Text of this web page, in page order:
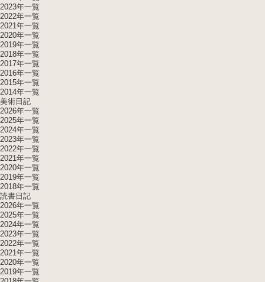
2023年一覧
2022年一覧
2021年一覧
2020年一覧
2019年一覧
2018年一覧
2017年一覧
2016年一覧
2015年一覧
2014年一覧
美術日記
2026年一覧
2025年一覧
2024年一覧
2023年一覧
2022年一覧
2021年一覧
2020年一覧
2019年一覧
2018年一覧
読書日記
2026年一覧
2025年一覧
2024年一覧
2023年一覧
2022年一覧
2021年一覧
2020年一覧
2019年一覧